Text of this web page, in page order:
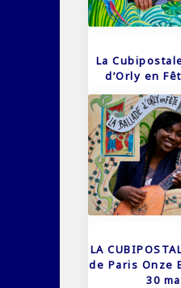
La
d’Orly en
LA
de Paris Onze
30